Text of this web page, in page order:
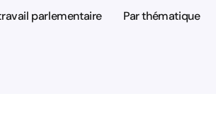
parlementaire Par thématique